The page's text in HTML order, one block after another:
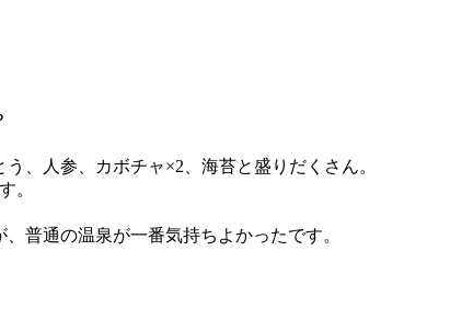
、人参、カボチャ×2、海苔と盛りだくさん。
。
普通の温泉が一番気持ちよかったです。